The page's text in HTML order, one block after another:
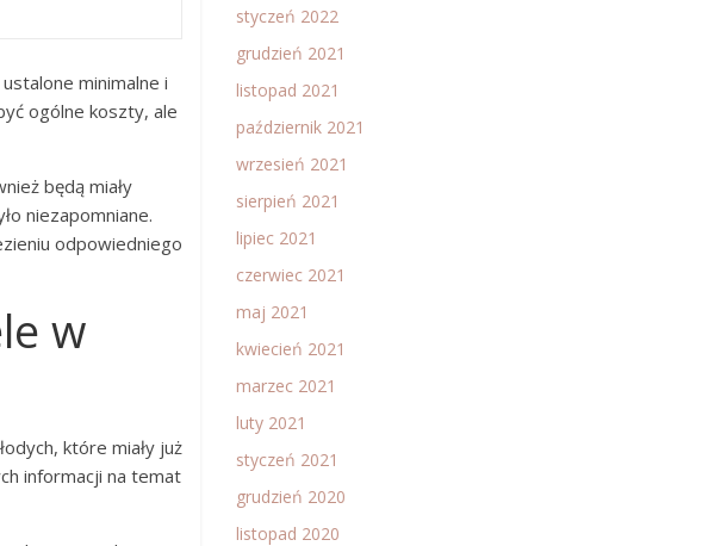
minimalne i
ogólne koszty, ale
będą miały
niezapomniane.
odpowiedniego
w
które miały już
informacji na temat
styczeń 2022
grudzień 2021
listopad 2021
październik 2021
wrzesień 2021
sierpień 2021
lipiec 2021
czerwiec 2021
maj 2021
kwiecień 2021
marzec 2021
luty 2021
styczeń 2021
grudzień 2020
listopad 2020